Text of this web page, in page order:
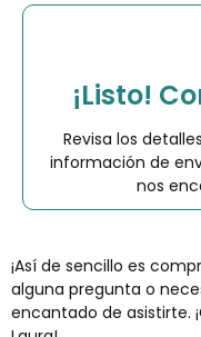
¡Listo!
Revisa los
información de
nos
¡Así de sencillo es
alguna pregunta o
encantado de asistirte.